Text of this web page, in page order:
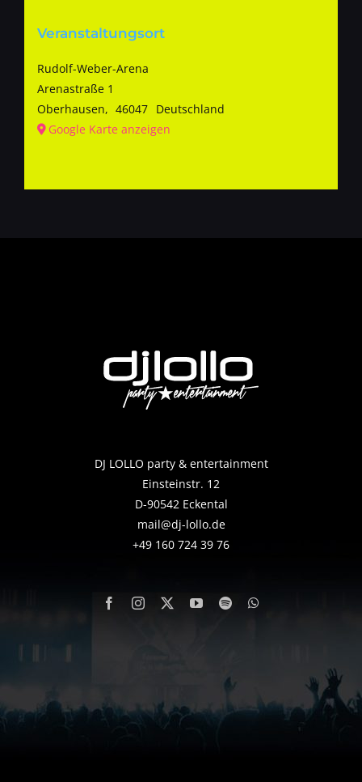
Veranstaltungsort
Rudolf-Weber-Arena
Arenastraße 1
Oberhausen, 46047 Deutschland
Google Karte anzeigen
DJ LOLLO party & entertainment
Einsteinstr. 12
D-90542 Eckental
mail@dj-lollo.de
+49 160 724 39 76